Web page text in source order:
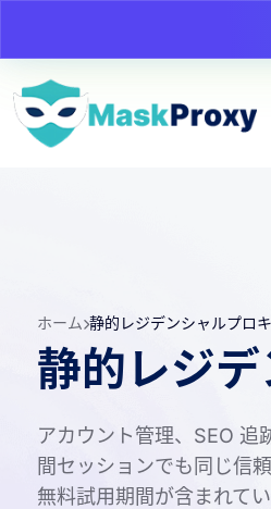
ホーム 静的レジデンシャルプロ
静的レジ
アカウント管理、SEO 追
間セッションでも同じ信
無料試用期間が含まれて